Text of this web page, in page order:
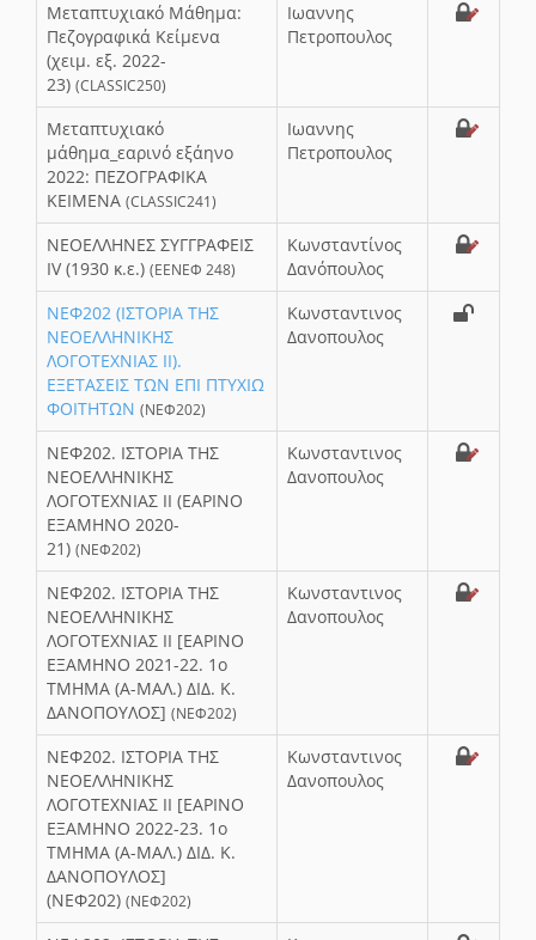
Μεταπτυχιακό Μάθημα:
Πεζογραφικά Κείμενα
(χειμ. εξ. 2022-
23) (CLASSIC250)
Ιωαννης
Πετροπουλος
Μεταπτυχιακό
μάθημα_εαρινό εξάηνο
2022: ΠΕΖΟΓΡΑΦΙΚΑ
ΚΕΙΜΕΝΑ (CLASSIC241)
Ιωαννης
Πετροπουλος
ΝΕΟΕΛΛΗΝΕΣ ΣΥΓΓΡΑΦΕΙΣ
IV (1930 κ.ε.) (ΕΕΝΕΦ 248)
Κωνσταντίνος
Δανόπουλος
ΝΕΦ202 (ΙΣΤΟΡΙΑ ΤΗΣ
ΝΕΟΕΛΛΗΝΙΚΗΣ
ΛΟΓΟΤΕΧΝΙΑΣ ΙΙ).
ΕΞΕΤΑΣΕΙΣ ΤΩΝ ΕΠΙ ΠΤΥΧΙΩ
ΦΟΙΤΗΤΩΝ (ΝΕΦ202)
Κωνσταντινος
Δανοπουλος
ΝΕΦ202. ΙΣΤΟΡΙΑ ΤΗΣ
ΝΕΟΕΛΛΗΝΙΚΗΣ
ΛΟΓΟΤΕΧΝΙΑΣ ΙΙ (ΕΑΡΙΝΟ
ΕΞΑΜΗΝΟ 2020-
21) (ΝΕΦ202)
Κωνσταντινος
Δανοπουλος
ΝΕΦ202. ΙΣΤΟΡΙΑ ΤΗΣ
ΝΕΟΕΛΛΗΝΙΚΗΣ
ΛΟΓΟΤΕΧΝΙΑΣ ΙΙ [ΕΑΡΙΝΟ
ΕΞΑΜΗΝΟ 2021-22. 1ο
ΤΜΗΜΑ (Α-ΜΑΛ.) ΔΙΔ. Κ.
ΔΑΝΟΠΟΥΛΟΣ] (ΝΕΦ202)
Κωνσταντινος
Δανοπουλος
ΝΕΦ202. ΙΣΤΟΡΙΑ ΤΗΣ
ΝΕΟΕΛΛΗΝΙΚΗΣ
ΛΟΓΟΤΕΧΝΙΑΣ ΙΙ [ΕΑΡΙΝΟ
ΕΞΑΜΗΝΟ 2022-23. 1ο
ΤΜΗΜΑ (Α-ΜΑΛ.) ΔΙΔ. Κ.
ΔΑΝΟΠΟΥΛΟΣ]
(ΝΕΦ202) (ΝΕΦ202)
Κωνσταντινος
Δανοπουλος